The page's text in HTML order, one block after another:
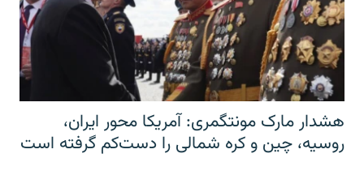
هشدار مارک مونتگمری: آمریکا محور ایران،
روسیه، چین و کره شمالی را دست‌کم گرفته است